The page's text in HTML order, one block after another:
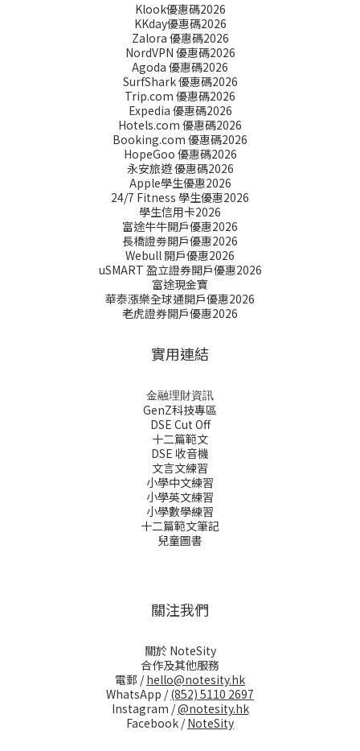
Klook優惠碼2026
KKday優惠碼2026
Zalora 優惠碼2026
NordVPN 優惠碼2026
Agoda 優惠碼2026
SurfShark 優惠碼2026
Trip.com 優惠碼2026
Expedia 優惠碼2026
Hotels.com 優惠碼2026
Booking.com 優惠碼2026
HopeGoo 優惠碼2026
永安旅遊 優惠碼2026
Apple學生優惠2026
24/7 Fitness 學生優惠2026
學生信用卡2026
富途牛牛開戶優惠2026
長橋證劵開戶優惠2026
Webull 開戶優惠2026
uSMART 盈立證券開戶優惠2026
富途現金寶
華泰漲樂全球通開戶優惠2026
老虎證券開戶優惠2026
實用連結
金融理財資訊
GenZ科技專區
DSE Cut Off
十二篇範文
DSE 收音機
文言文練習
小學中文練習
小學英文練習
小學數學練習
十二篇範文筆記
兒童圖書
關注我們
關於 NoteSity
合作及其他服務
電郵 /hello@notesity.hk
WhatsApp /(852) 5110 2697
Instagram /@notesity.hk
Facebook /NoteSity